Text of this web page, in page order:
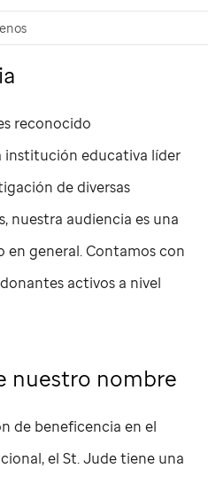
en todo el mundo.
reconocido
educativa líder
de diversas
nuestra audiencia es una
en general. Contamos con
activos a nivel
nuestro nombre
de beneficencia en el
elSt. Judetiene una